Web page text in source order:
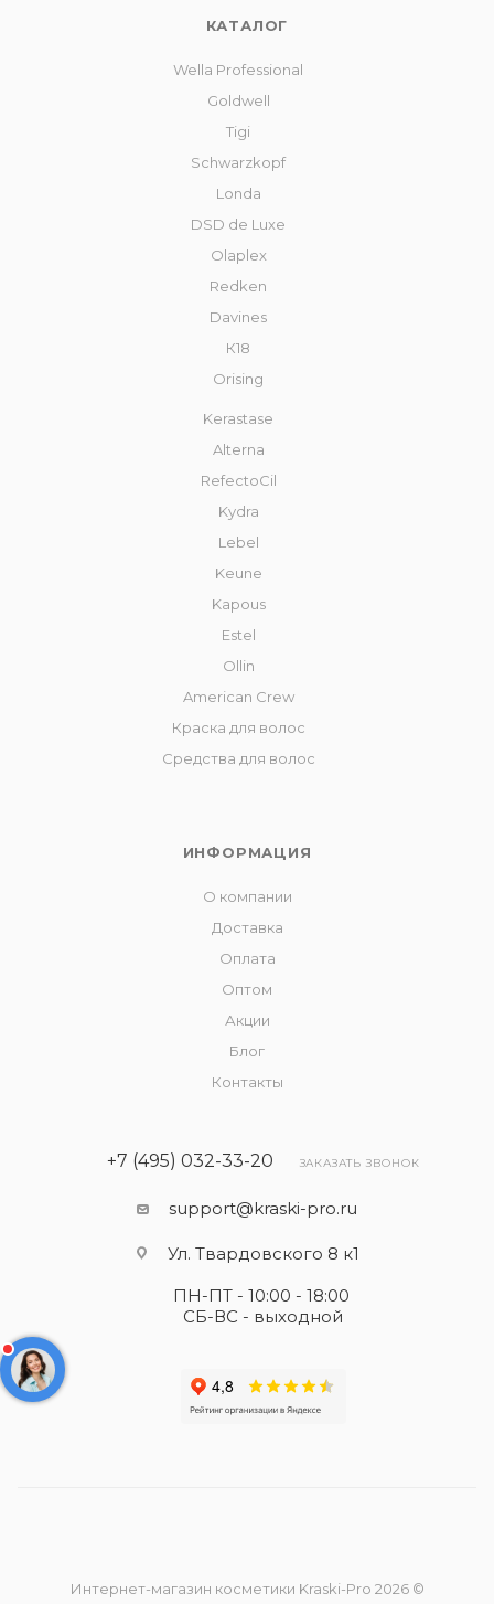
КАТАЛОГ
Wella Professional
Goldwell
Tigi
Schwarzkopf
Londa
DSD de Luxe
Olaplex
Redken
Davines
К18
Orising
Kerastase
Alterna
RefectoCil
Kydra
Lebel
Keune
Kapous
Estel
Ollin
American Crew
Краска для волос
Средства для волос
ИНФОРМАЦИЯ
О компании
Доставка
Оплата
Оптом
Акции
Блог
Контакты
+7 (495) 032-33-20 ЗАКАЗАТЬ ЗВОНОК
support@kraski-pro.ru
Ул. Твардовского 8 к1
ПН-ПТ - 10:00 - 18:00
СБ-ВС - выходной
Интернет-магазин косметики Kraski-Pro 2026 ©